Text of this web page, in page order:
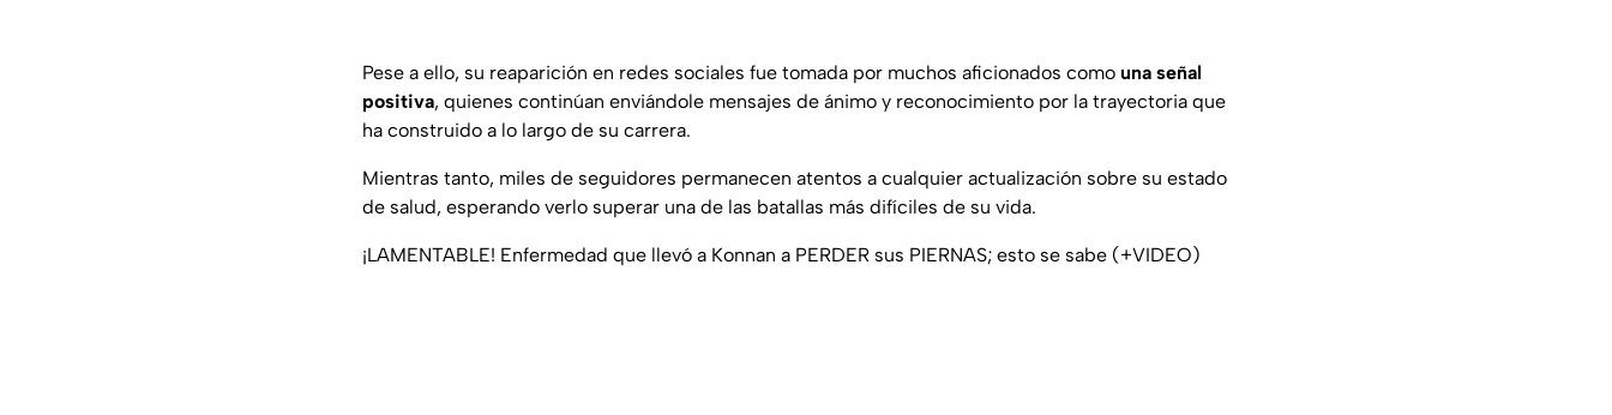
Pese a ello, su reaparición en redes sociales fue tomada por muchos aficionados como una señal
positiva, quienes continúan enviándole mensajes de ánimo y reconocimiento por la trayectoria que
ha construido a lo largo de su carrera.
Mientras tanto, miles de seguidores permanecen atentos a cualquier actualización sobre su estado
de salud, esperando verlo superar una de las batallas más difíciles de su vida.
¡LAMENTABLE! Enfermedad que llevó a Konnan a PERDER sus PIERNAS; esto se sabe (+VIDEO)